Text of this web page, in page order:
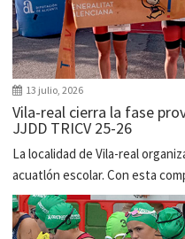
13 julio, 2026
Vila-real cierra la fase
JJDD TRICV 25-26
La localidad de Vila-real
acuatlón escolar. Con esta